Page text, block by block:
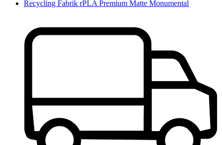
Recycling Fabrik rPLA Premium Matte Monumental